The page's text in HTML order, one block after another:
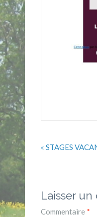
« STAGES
Laisser
Commentaire *